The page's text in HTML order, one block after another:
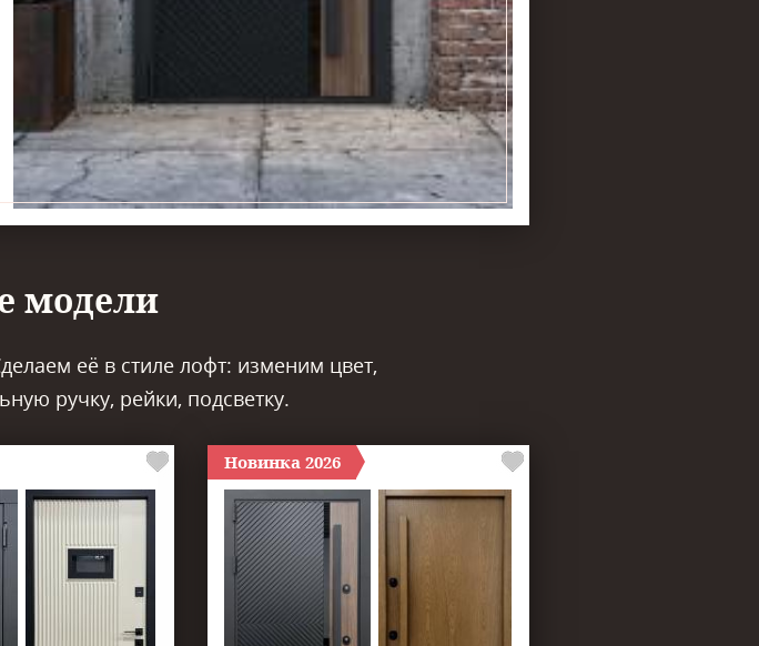
модели
её в стиле лофт: изменим цвет,
ручку, рейки, подсветку.
Новинка 2026